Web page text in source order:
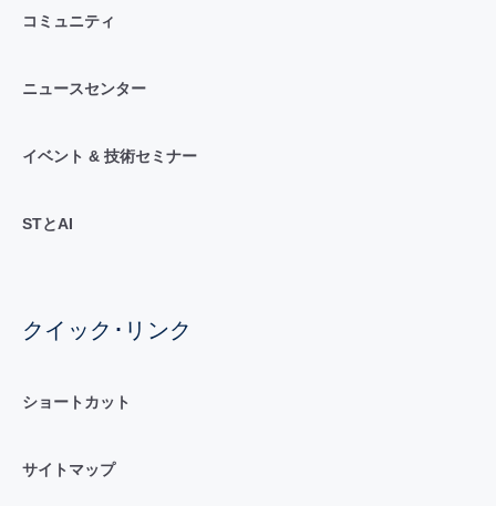
コミュニティ
ニュースセンター
イベント & 技術セミナー
STとAI
クイック･リンク
ショートカット
サイトマップ